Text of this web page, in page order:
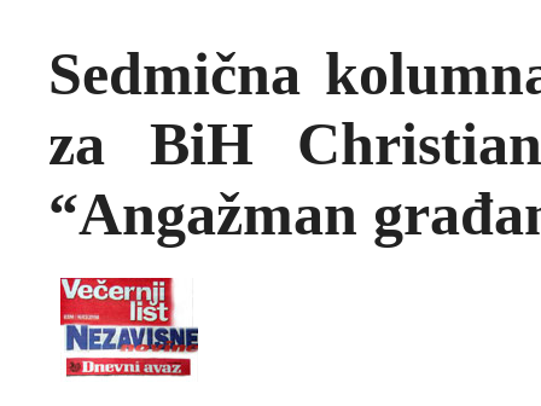
Sedmična
za BiH
“Angažman